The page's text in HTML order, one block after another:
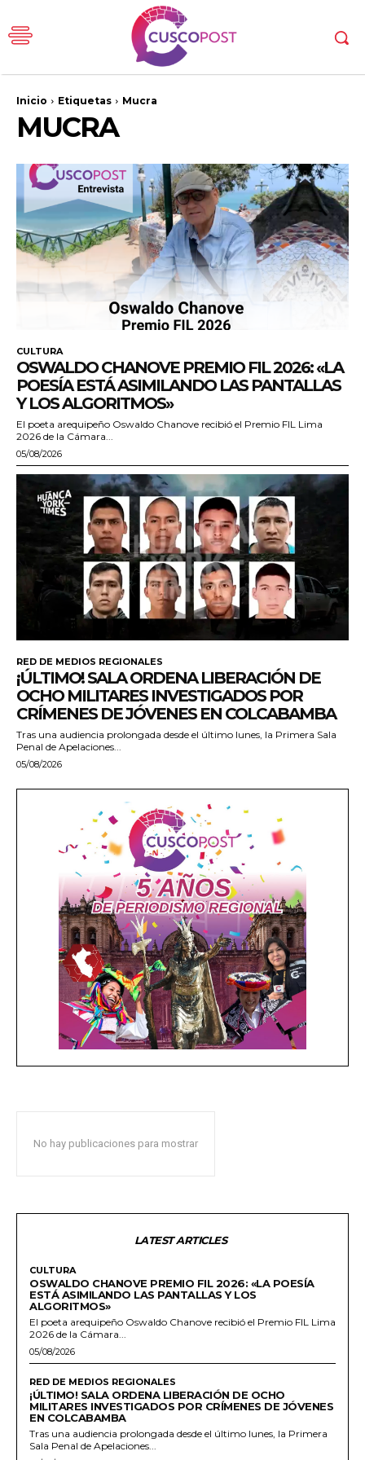
Inicio Etiquetas Mucra
MUCRA
CULTURA
OSWALDO CHANOVE PREMIO FIL 2026: «LA
POESÍA ESTÁ ASIMILANDO LAS PANTALLAS
Y LOS ALGORITMOS»
El poeta arequipeño Oswaldo Chanove recibió el Premio FIL Lima
2026 de la Cámara...
05/08/2026
RED DE MEDIOS REGIONALES
¡ÚLTIMO! SALA ORDENA LIBERACIÓN DE
OCHO MILITARES INVESTIGADOS POR
CRÍMENES DE JÓVENES EN COLCABAMBA
Tras una audiencia prolongada desde el último lunes, la Primera Sala
Penal de Apelaciones...
05/08/2026
No hay publicaciones para mostrar
LATEST ARTICLES
CULTURA
OSWALDO CHANOVE PREMIO FIL 2026: «LA POESÍA
ESTÁ ASIMILANDO LAS PANTALLAS Y LOS
ALGORITMOS»
El poeta arequipeño Oswaldo Chanove recibió el Premio FIL Lima
2026 de la Cámara...
05/08/2026
RED DE MEDIOS REGIONALES
¡ÚLTIMO! SALA ORDENA LIBERACIÓN DE OCHO
MILITARES INVESTIGADOS POR CRÍMENES DE JÓVENES
EN COLCABAMBA
Tras una audiencia prolongada desde el último lunes, la Primera
Sala Penal de Apelaciones...